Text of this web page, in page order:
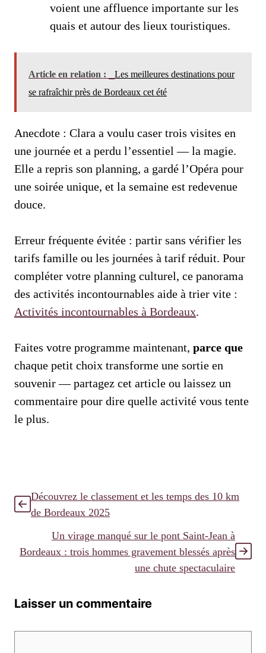
voient une affluence importante sur les
quais et autour des lieux touristiques.
Article en relation :
Les meilleures destinations pour
se rafraîchir près de Bordeaux cet été
Anecdote : Clara a voulu caser trois visites en
une journée et a perdu l’essentiel — la magie.
Elle a repris son planning, a gardé l’Opéra pour
une soirée unique, et la semaine est redevenue
douce.
Erreur fréquente évitée : partir sans vérifier les
tarifs famille ou les journées à tarif réduit. Pour
compléter votre planning culturel, ce panorama
des activités incontournables aide à trier vite :
Activités incontournables à Bordeaux.
Faites votre programme maintenant, parce que
chaque petit choix transforme une sortie en
souvenir — partagez cet article ou laissez un
commentaire pour dire quelle activité vous tente
le plus.
Découvrez le classement et les temps des 10 km
de Bordeaux 2025
Un virage manqué sur le pont Saint-Jean à
Bordeaux : trois hommes gravement blessés après
une chute spectaculaire
Laisser un commentaire